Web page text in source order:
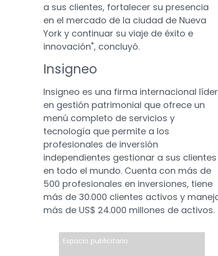
a sus clientes, fortalecer su presencia
en el mercado de la ciudad de Nueva
York y continuar su viaje de éxito e
innovación", concluyó.
Insigneo
Insigneo es una firma internacional líder
en gestión patrimonial que ofrece un
menú completo de servicios y
tecnología que permite a los
profesionales de inversión
independientes gestionar a sus clientes
en todo el mundo. Cuenta con más de
500 profesionales en inversiones, tiene
más de 30.000 clientes activos y
más de US$ 24.000 millones de activos.
Espacio publicitario